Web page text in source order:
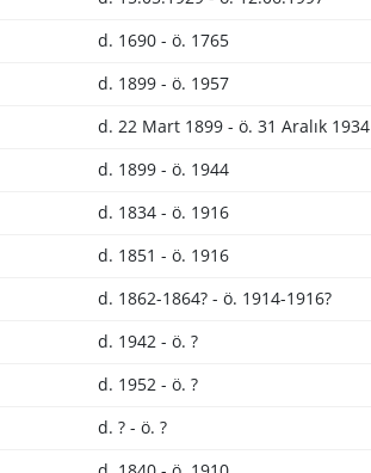
d. 1690 - ö. 1765
d. 1899 - ö. 1957
d. 22 Mart 1899 - ö. 31 Aralık 1934
d. 1899 - ö. 1944
d. 1834 - ö. 1916
d. 1851 - ö. 1916
d. 1862-1864? - ö. 1914-1916?
d. 1942 - ö. ?
d. 1952 - ö. ?
d. ? - ö. ?